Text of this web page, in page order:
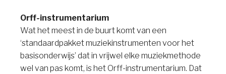
Orff-instrumentarium
Wat het meest in de buurt komt van een
‘standaardpakket muziekinstrumenten voor het
basisonderwijs’ dat in vrijwel elke muziekmethode
wel van pas komt, is het Orff-instrumentarium. Dat